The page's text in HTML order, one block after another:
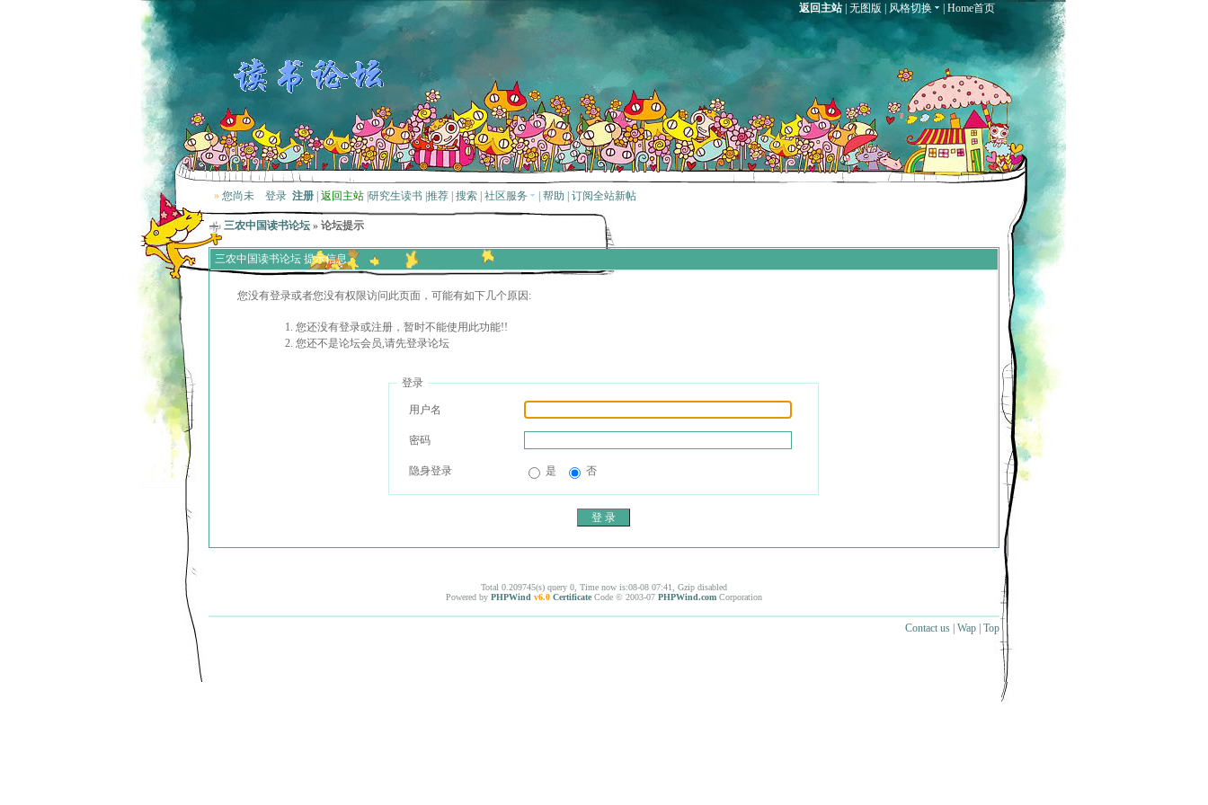
返回主站| 无图版 风格切换 Home首页
» 您尚未 登录 注册 返回主站 研究生读书 推荐 搜索 社区服务 帮助 订阅全站新帖
三农中国读书论坛 » 论坛提示
三农中国读书论坛 提示信息
您没有登录或者您没有权限访问此页面，可能有如下几个原因:
您还没有登录或注册，暂时不能使用此功能!!
您还不是论坛会员,请先登录论坛
登录
用户名
密码
隐身登录 是 否
Total 0.209745(s) query 0, Time now is:08-08 07:41, Gzip disabled
Powered by PHPWind v6.0 Certificate Code © 2003-07 PHPWind.com Corporation
Contact us | Wap | Top